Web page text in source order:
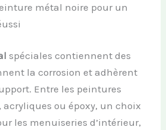
métal noire pour un
spéciales contiennent des
la corrosion et adhèrent
Entre les peintures
ou époxy, un choix
les menuiseries d’intérieur,